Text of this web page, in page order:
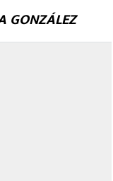
GONZÁLEZ